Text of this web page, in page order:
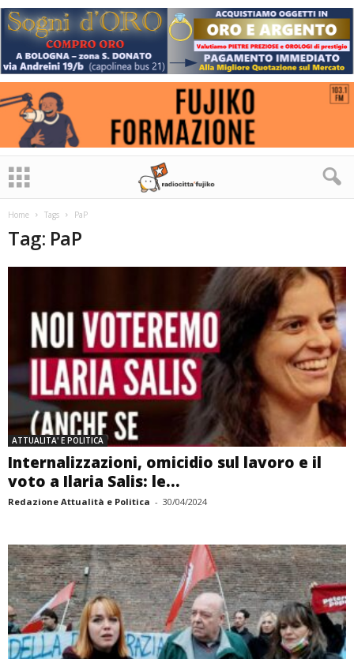
Home Tags PaP
Tag: PaP
ATTUALITA' E POLITICA
Internalizzazioni, omicidio sul lavoro e il
voto a Ilaria Salis: le...
Redazione Attualità e Politica - 30/04/2024